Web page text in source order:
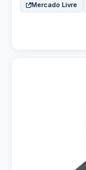
Mercado Livre